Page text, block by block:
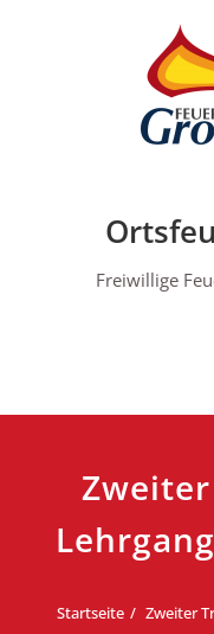
Freiwillige
Startseite Zweiter